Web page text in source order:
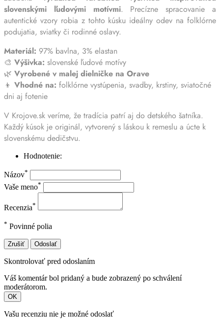
slovenskými ľudovými motívmi. Precízne spracovanie a
autentické vzory robia z tohto kúsku ideálny odev na folklórne
podujatia, sviatky či rodinné oslavy.
Materiál: 97% bavlna, 3% elastan
🎨 Výšivka: slovenské ľudové motívy
🌿 Vyrobené v malej dielničke na Orave
👦 Vhodné na: folklórne vystúpenia, svadby, krstiny, sviatočné
dni aj fotenie
V Krojove.sk veríme, že tradícia patrí aj do detského šatníka.
Každý kúsok je originál, vytvorený s láskou k remeslu a úcte k
slovenskému dedičstvu.
Hodnotenie:
Názov*
Vaše meno*
Recenzia*
* Povinné polia
Zrušiť Odoslať
Skontrolovať pred odoslaním
Váš komentár bol pridaný a bude zobrazený po schválení
moderátorom.
OK
Vašu recenziu nie je možné odoslať